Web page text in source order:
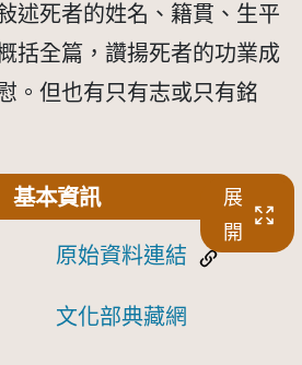
述死者的姓名、籍貫、生平
括全篇，讚揚死者的功業成
。但也有只有志或只有銘
基本資訊
展
開
原始資料連結
文化部典藏網